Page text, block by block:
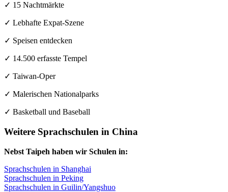
✓ 15 Nachtmärkte
✓ Lebhafte Expat-Szene
✓ Speisen entdecken
✓ 14.500 erfasste Tempel
✓ Taiwan-Oper
✓ Malerischen Nationalparks
✓ Basketball und Baseball
Weitere Sprachschulen in China
Nebst Taipeh haben wir Schulen in:
Sprachschulen in Shanghai
Sprachschulen in Peking
Sprachschulen in Guilin/Yangshuo